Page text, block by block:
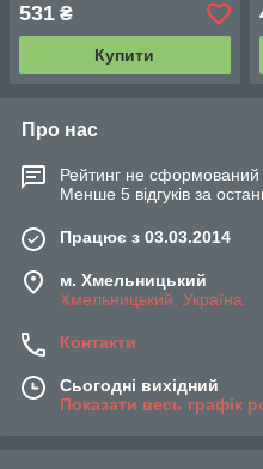
531 ₴
Купити
Про нас
Рейтинг не сформований
Менше 5 відгуків за
Працює з 03.03.2014
м. Хмельницький
Хмельницький, Україна
Контакти
Сьогодні вихідний
Показати весь графік